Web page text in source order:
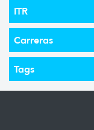
ITR
Carreras
Tags